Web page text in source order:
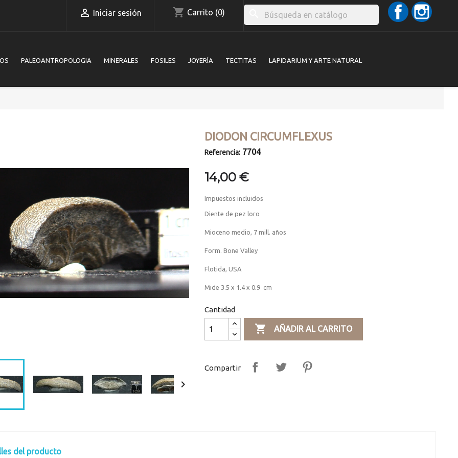
 Iniciar sesión shopping_cart Carrito (0)
Facebook
PALEOANTROPOLOGIA MINERALES FOSILES JOYERÍA TECTITAS LAPIDARIUM Y ARTE NATURAL

DIODON CIRCUMFLEXUS
Referencia: 7704
14,00 €
Impuestos incluidos
Diente de pez loro
Mioceno medio, 7 mill. años
Form. Bone Valley
Flotida, USA
Mide 3.5 x 1.4 x 0.9 cm
Cantidad
 AÑADIR AL CARRITO
Compartir
del producto